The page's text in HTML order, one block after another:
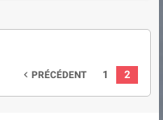
 PRÉCÉDENT 1 2